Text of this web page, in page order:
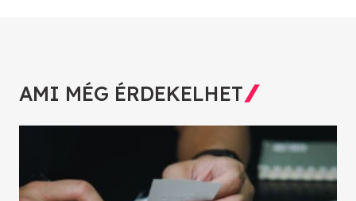
AMI MÉG ÉRDEKELHET